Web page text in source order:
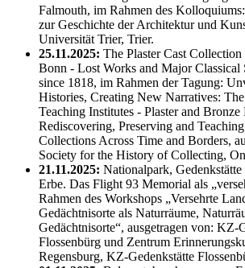
Falmouth, im Rahmen des
zur Geschichte der Architektur und
Universität Trier, Trier.
25.11.2025: The Plaster Cast
Bonn - Lost Works and Major Classical
since 1818, im Rahmen der Tagung:
Histories, Creating New Narratives:
Teaching Institutes - Plaster and Bronze
Rediscovering, Preserving and
Collections Across Time and Borders,
Society for the History of Collecting,
21.11.2025: Nationalpark,
Erbe. Das Flight 93 Memorial als
Rahmen des Workshops „Versehrte
Gedächtnisorte als Naturräume,
Gedächtnisorte“, ausgetragen von: KZ-
Flossenbürg und Zentrum
Regensburg, KZ-Gedenkstätte